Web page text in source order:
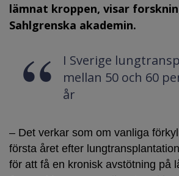
lämnat kroppen, visar
Sahlgrenska akademin.
I Sverige
mellan 50 och 60
år
– Det verkar som om vanliga
första året efter
för att få en kronisk avstötning på